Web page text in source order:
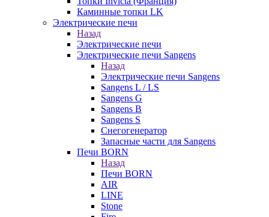
Каминные топки LK
Электрические печи
Назад
Электрические печи
Электрические печи Sangens
Назад
Электрические печи Sangens
Sangens L / LS
Sangens G
Sangens B
Sangens S
Снегогенератор
Запасные части для Sangens
Печи BORN
Назад
Печи BORN
AIR
LINE
Stone